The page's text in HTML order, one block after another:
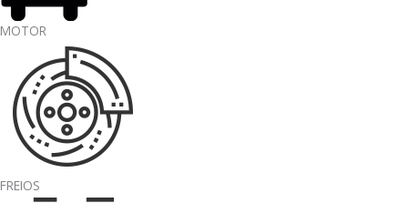
MOTOR
FREIOS